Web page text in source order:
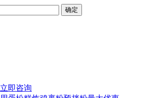
确定
立即咨询